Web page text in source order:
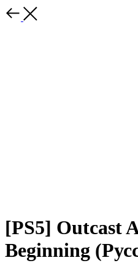
[PS5] Outcast
Beginning